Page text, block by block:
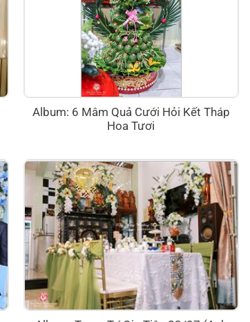
Album: 6 Mâm Quả Cưới Hỏi Kết Tháp
Hoa Tươi